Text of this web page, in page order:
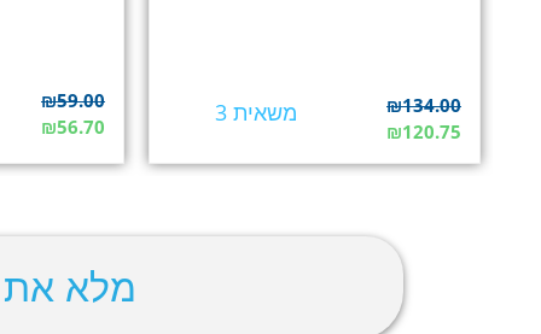
משאית 3 ₪134.00
₪120.75
₪59.00
₪56.70
מלא את